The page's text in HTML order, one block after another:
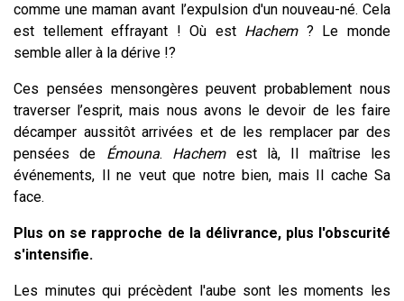
comme une maman avant l’expulsion d'un nouveau-né. Cela
est tellement effrayant ! Où est Hachem? Le monde
semble aller à la dérive !?
Ces pensées mensongères peuvent probablement nous
traverser l’esprit, mais nous avons le devoir de les faire
décamper aussitôt arrivées et de les remplacer par des
pensées de Émouna. Hachemest là, Il maîtrise les
événements, Il ne veut que notre bien, mais Il cache Sa
face.
Plus on se rapproche de la délivrance, plus l'obscurité
s'intensifie.
Les minutes qui précèdent l'aube sont les moments les